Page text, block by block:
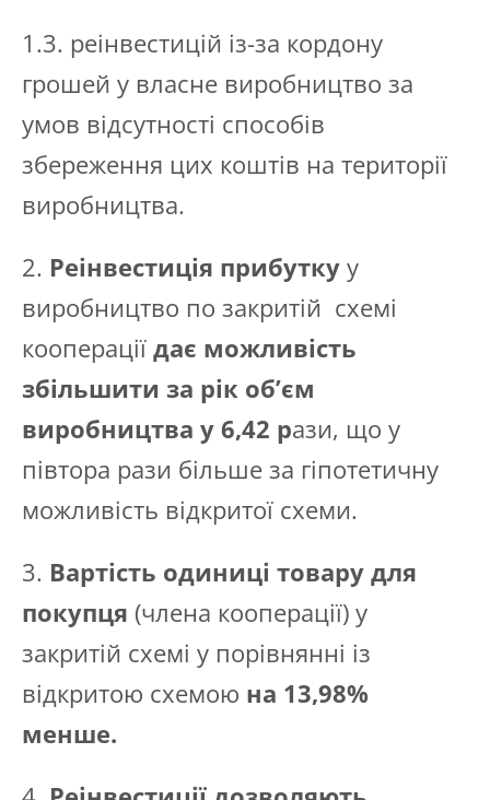
1.3. реінвестицій із-за кордону
грошей у власне виробництво за
умов відсутності способів
збереження цих коштів на території
виробництва.
2. Реінвестиція прибутку у
виробництво по закритій схемі
кооперації дає можливість
збільшити за рік об’єм
виробництва у 6,42 рази, що у
півтора рази більше за гіпотетичну
можливість відкритої схеми.
3. Вартість одиниці товару для
покупця (члена кооперації) у
закритій схемі у порівнянні із
відкритою схемою на 13,98%
менше.